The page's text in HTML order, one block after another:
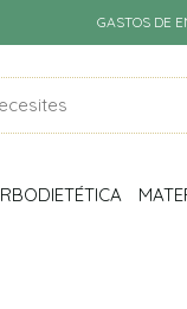
GASTOS DE